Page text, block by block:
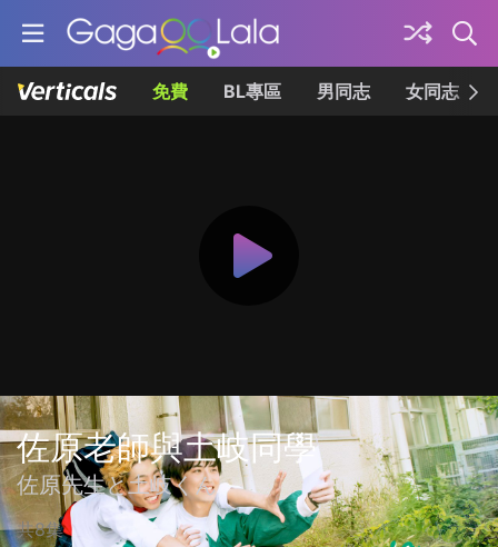
免費 BL專區 男同志 女同志
佐原老師與土岐同學
佐原先生と土岐くん
共8集